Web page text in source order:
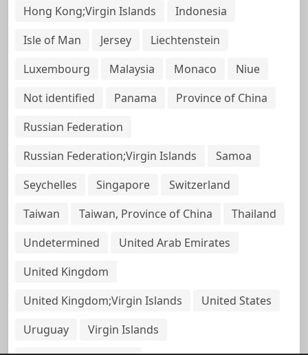
Hong Kong;Virgin Islands
Indonesia
Isle of Man
Jersey
Liechtenstein
Luxembourg
Malaysia Monaco
Niue
Not identified
Panama
Province of China
Russian Federation
Russian Federation;Virgin Islands
Samoa
Seychelles
Singapore
Switzerland
Taiwan
Taiwan, Province of China
Thailand
Undetermined
United Arab Emirates
United Kingdom
United Kingdom;Virgin Islands
United States
Uruguay
Virgin Islands